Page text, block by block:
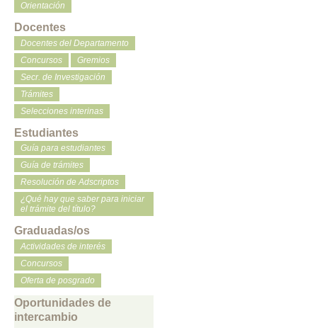
Orientación
Docentes
Docentes del Departamento
Concursos
Gremios
Secr. de Investigación
Trámites
Selecciones interinas
Estudiantes
Guía para estudiantes
Guía de trámites
Resolución de Adscriptos
¿Qué hay que saber para iniciar
el trámite del título?
Graduadas/os
Actividades de interés
Concursos
Oferta de posgrado
Oportunidades de
intercambio